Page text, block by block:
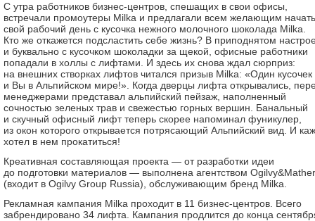
С утра работников бизнес-центров, спешащих в свои офисы,
встречали промоутеры Milka и предлагали всем желающим начать
свой рабочий день с кусочка нежного молочного шоколада Milka.
Кто же откажется подсластить себе жизнь? В приподнятом
и буквально с кусочком шоколадки за щекой, офисные работники
попадали в холлы с лифтами. И здесь их снова ждал сюрприз:
на внешних створках лифтов читался призыв Milka: «Один
и Вы в Альпийском мире!». Когда дверцы лифта открывались,
менеджерами представал альпийский пейзаж, наполненный
сочностью зеленых трав и свежестью горных вершин. Банальный
и скучный офисный лифт теперь скорее напоминал фуникулер,
из окон которого открывается потрясающий Альпийский вид. И
хотел в нем прокатиться!
Креативная составляющая проекта — от разработки идеи
до подготовки материалов — выполнена агентством Ogilvy&Mather
(входит в Ogilvy Group Russia), обслуживающим бренд Milkа.
Рекламная кампания Milka проходит в 11 бизнес-центров. Всего
забрендировано 34 лифта. Кампания продлится до конца